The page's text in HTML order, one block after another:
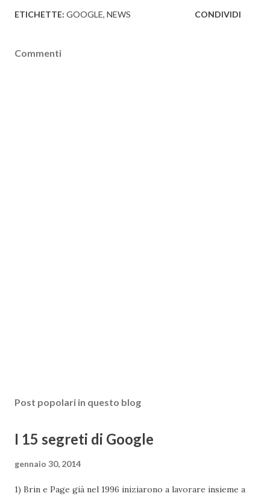
ETICHETTE: GOOGLE NEWS CONDIVIDI
Commenti
Post popolari in questo blog
I 15 segreti di Google
gennaio 30, 2014
1) Brin e Page già nel 1996 iniziarono a lavorare insieme a